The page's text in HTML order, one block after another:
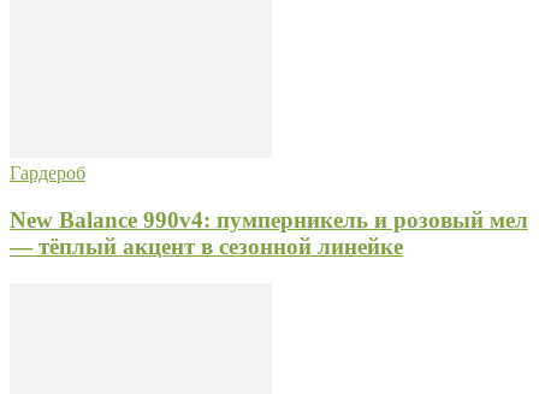
Гардероб
New Balance 990v4: пумперникель и розовый мел
— тёплый акцент в сезонной линейке